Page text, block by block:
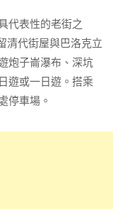
代表性的老街之
清代街屋與巴洛克立
炮子崙瀑布、深坑
遊或一日遊。搭乘
停車場。